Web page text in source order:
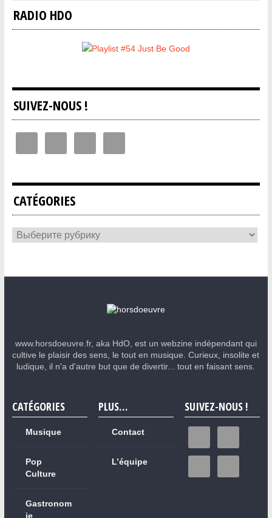
RADIO HDO
SUIVEZ-NOUS !
CATÉGORIES
www.horsdoeuvre.fr, aka HdO, est un webzine indépendant qui
cultive le plaisir des sens, le tout en musique. Curieux, insolite et
ludique, il n'a d'autre but que de divertir... tout en faisant sens.
CATÉGORIES
Musique
Pop
Culture
Gastronom
ie
PLUS…
Contact
L’équipe
SUIVEZ-NOUS !